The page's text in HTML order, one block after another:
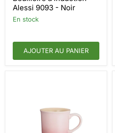
9093
-
Noir
Alessi 9093 - Noir
en stock
AJOUTER AU PANIER